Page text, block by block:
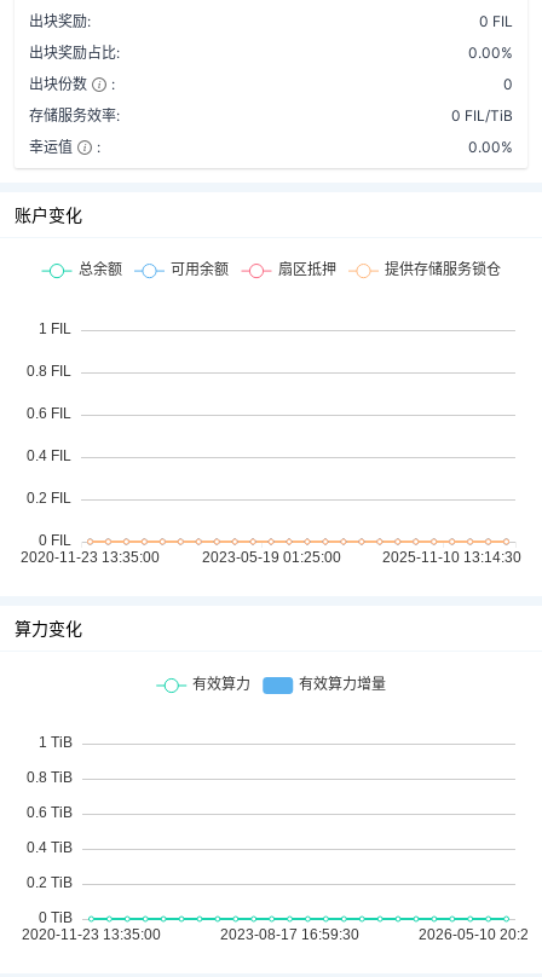
出块奖励:
0 FIL
出块奖励占比:
0.00%
出块份数
:
0
存储服务效率:
0 FIL/TiB
幸运值
: 0.00%
账户变化
算力变化